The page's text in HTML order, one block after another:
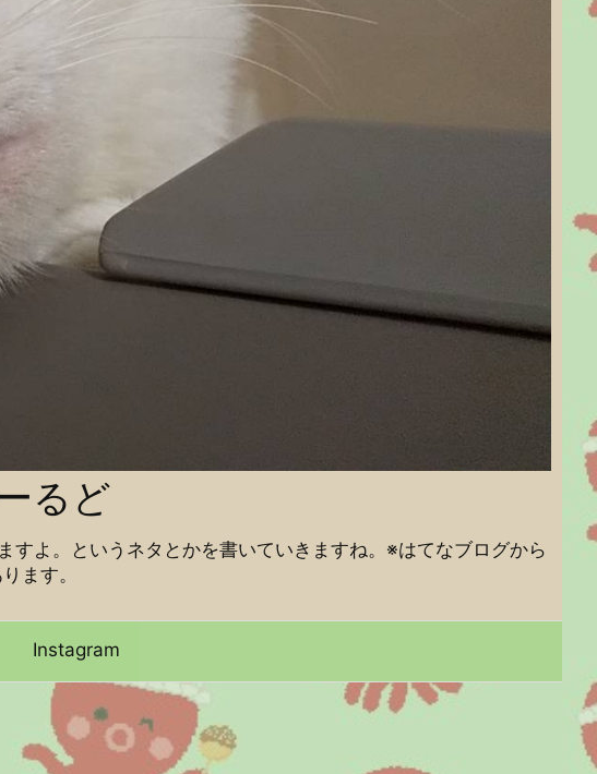
るど
よ。というネタとかを書いていきますね。※はてなブログから
ます。
Instagram